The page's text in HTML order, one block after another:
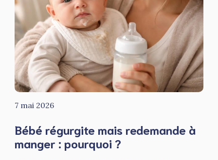
7 mai 2026
Bébé régurgite mais redemande à
manger : pourquoi ?